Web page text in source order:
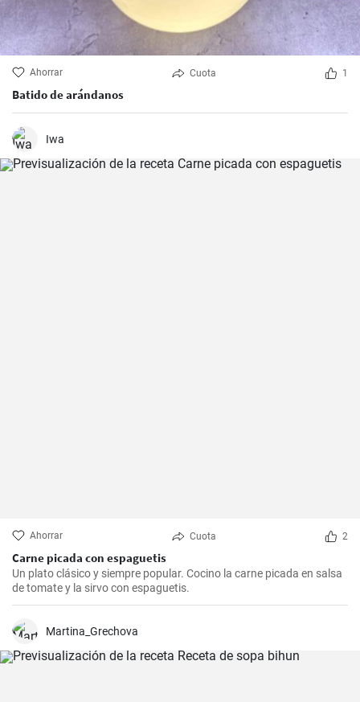
Ahorrar Cuota 1
Batido de arándanos
Iwa
Ahorrar Cuota 2
Carne picada con espaguetis
Un plato clásico y siempre popular. Cocino la carne picada en salsa
de tomate y la sirvo con espaguetis.
Martina_Grechova